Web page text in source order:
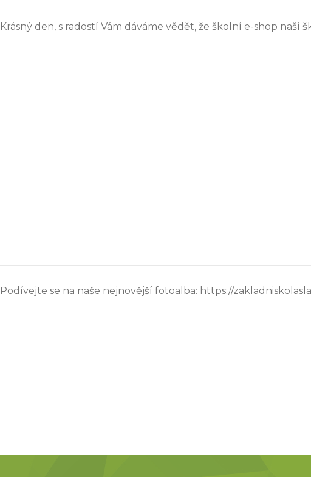
Krásný den, s radostí Vám dáváme vědět, že školní e-shop
Podívejte se na naše nejnovější fotoalba: https://